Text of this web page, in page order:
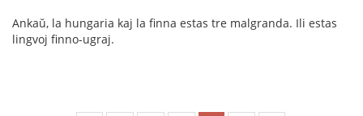
Ankaŭ, la hungaria kaj la finna estas tre malgranda. Ili estas
lingvoj finno-ugraj.